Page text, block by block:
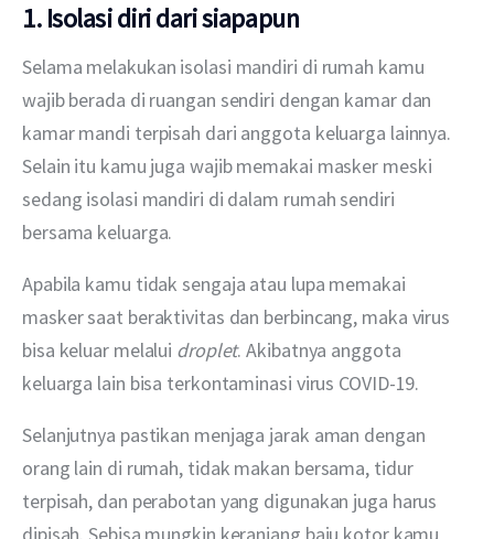
1. Isolasi diri dari siapapun
Selama melakukan isolasi mandiri di rumah kamu
wajib berada di ruangan sendiri dengan kamar dan
kamar mandi terpisah dari anggota keluarga lainnya.
Selain itu kamu juga wajib memakai masker meski
sedang isolasi mandiri di dalam rumah sendiri
bersama keluarga.
Apabila kamu tidak sengaja atau lupa memakai
masker saat beraktivitas dan berbincang, maka virus
bisa keluar melalui droplet. Akibatnya anggota
keluarga lain bisa terkontaminasi virus COVID-19.
Selanjutnya pastikan menjaga jarak aman dengan
orang lain di rumah, tidak makan bersama, tidur
terpisah, dan perabotan yang digunakan juga harus